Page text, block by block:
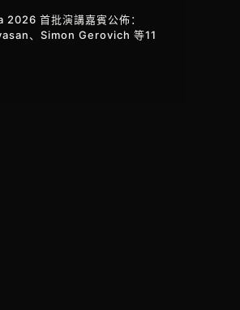
首批演講嘉賓公佈：
、Simon Gerovich 等11